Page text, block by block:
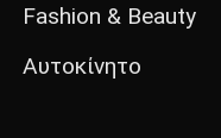
Fashion & Beauty
Αυτοκίνητο